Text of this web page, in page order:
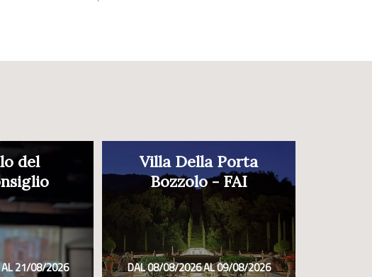
del
21/08/2026
Villa Della Porta
Bozzolo - FAI
DAL 08/08/2026 AL 09/08/2026